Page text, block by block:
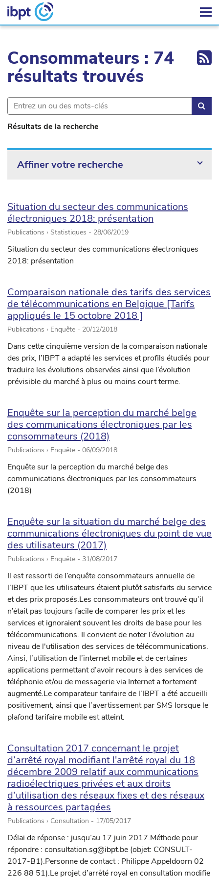
Consommateurs : 74
résultats trouvés
Résultats de la recherche
Affiner votre recherche
Situation du secteur des communications
électroniques 2018: présentation
Publications › Statistiques - 28/06/2019
Situation du secteur des communications électroniques
2018: présentation
Comparaison nationale des tarifs des services
de télécommunications en Belgique [Tarifs
appliqués le 15 octobre 2018 ]
Publications › Enquête - 20/12/2018
Dans cette cinquième version de la comparaison nationale
des prix, l’IBPT a adapté les services et profils étudiés pour
traduire les évolutions observées ainsi que l’évolution
prévisible du marché à plus ou moins court terme.
Enquête sur la perception du marché belge
des communications électroniques par les
consommateurs (2018)
Publications › Enquête - 06/09/2018
Enquête sur la perception du marché belge des
communications électroniques par les consommateurs
(2018)
Enquête sur la situation du marché belge des
communications électroniques du point de vue
des utilisateurs (2017)
Publications › Enquête - 31/08/2017
Il est ressorti de l’enquête consommateurs annuelle de
l’IBPT que les utilisateurs étaient plutôt satisfaits du service
et des prix proposés.Les consommateurs ont trouvé qu’il
n’était pas toujours facile de comparer les prix et les
services et ignoraient souvent les droits de base pour les
télécommunications. Il convient de noter l’évolution au
niveau de l'utilisation des services de télécommunications.
Ainsi, l’utilisation de l’internet mobile et de certaines
applications permettant d’avoir recours à des services de
téléphonie et/ou de messagerie via Internet a fortement
augmenté.Le comparateur tarifaire de l’IBPT a été accueilli
positivement, ainsi que l’avertissement par SMS lorsque le
plafond tarifaire mobile est atteint.
Consultation 2017 concernant le projet
d’arrêté royal modifiant l'arrêté royal du 18
décembre 2009 relatif aux communications
radioélectriques privées et aux droits
d’utilisation des réseaux fixes et des réseaux
à ressources partagées
Publications › Consultation - 17/05/2017
Délai de réponse : jusqu’au 17 juin 2017.Méthode pour
répondre : consultation.sg@ibpt.be (objet: CONSULT-
2017-B1).Personne de contact : Philippe Appeldoorn 02
226 88 51).Le projet d’arrêté royal en consultation modifie